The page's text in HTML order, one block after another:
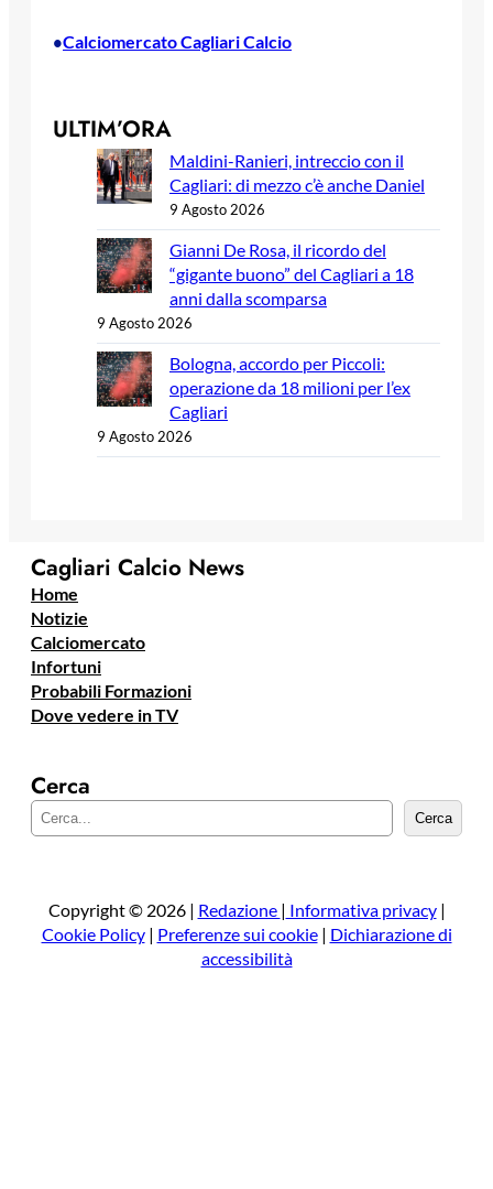
•Calciomercato Cagliari Calcio
ULTIM’ORA
Maldini-Ranieri, intreccio con il
Cagliari: di mezzo c’è anche Daniel
9 Agosto 2026
Gianni De Rosa, il ricordo del
“gigante buono” del Cagliari a 18
anni dalla scomparsa
9 Agosto 2026
Bologna, accordo per Piccoli:
operazione da 18 milioni per l’ex
Cagliari
9 Agosto 2026
Cagliari Calcio News
Home
Notizie
Calciomercato
Infortuni
Probabili Formazioni
Dove vedere in TV
Cerca
e
a
Cerca
Copyright © 2026 | Redazione | Informativa privacy|
Cookie Policy| Preferenze sui cookie| Dichiarazione di
accessibilità